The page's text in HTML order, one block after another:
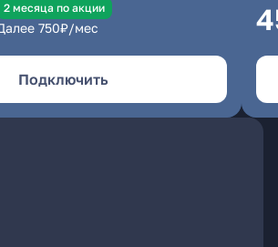
2 месяцa по акции
750₽/мес
Подключить